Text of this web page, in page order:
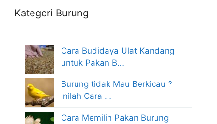
Kategori Burung
Cara Budidaya Ulat Kandang
untuk Pakan B…
Burung tidak Mau Berkicau ?
Inilah Cara …
Cara Memilih Pakan Burung